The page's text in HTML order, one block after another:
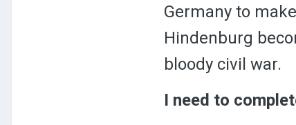
Germany to
Hindenburg
bloody civil war.
I need to